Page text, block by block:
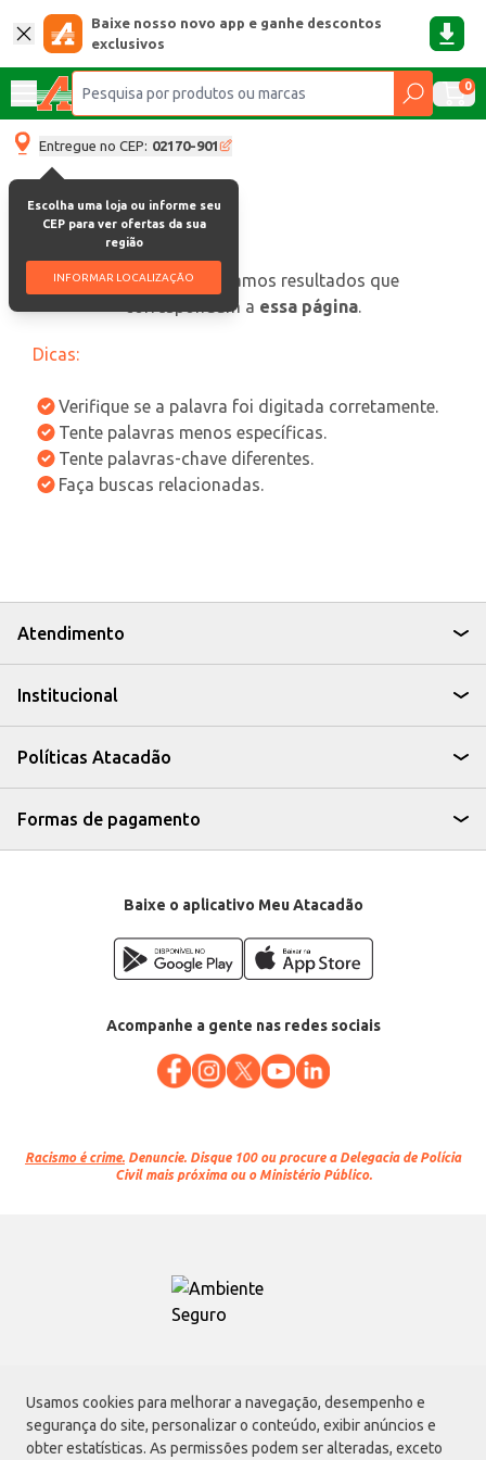
Usamos cookies para melhorar a navegação, desempenho e
segurança do site, personalizar o conteúdo, exibir anúncios e
obter estatísticas. As permissões podem ser alteradas, exceto
Baixe nosso novo app e ganhe descontos
exclusivos
0
Entregue no CEP: 02170-901
Escolha uma loja ou informe seu
CEP para ver ofertas da sua
região
INFORMAR LOCALIZAÇÃO
oops, não encontramos resultados que
correspondam a essa página.
Dicas:
Verifique se a palavra foi digitada corretamente.
Tente palavras menos específicas.
Tente palavras-chave diferentes.
Faça buscas relacionadas.
Atendimento
Institucional
Políticas Atacadão
Formas de pagamento
Baixe o aplicativo Meu Atacadão
Acompanhe a gente nas redes sociais
Racismo é crime. Denuncie. Disque 100 ou procure a Delegacia de Polícia
Civil mais próxima ou o Ministério Público.
Atacadão S.A.
Avenida Morvan Dias de Figueiredo, 6169, Vila Maria, São Paulo - SP | CEP
02170-901 | CNPJ: 75.315.333/0001-09